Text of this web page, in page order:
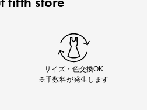
サイズ・色交換OK
※手数料が発生します